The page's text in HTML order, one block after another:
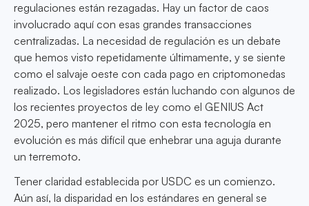
regulaciones están rezagadas. Hay un factor de caos
involucrado aquí con esas grandes transacciones
centralizadas. La necesidad de regulación es un debate
que hemos visto repetidamente últimamente, y se siente
como el salvaje oeste con cada pago en criptomonedas
realizado. Los legisladores están luchando con algunos de
los recientes proyectos de ley como el GENIUS Act
2025, pero mantener el ritmo con esta tecnología en
evolución es más difícil que enhebrar una aguja durante
un terremoto.
Tener claridad establecida por USDC es un comienzo.
Aún así, la disparidad en los estándares en general se